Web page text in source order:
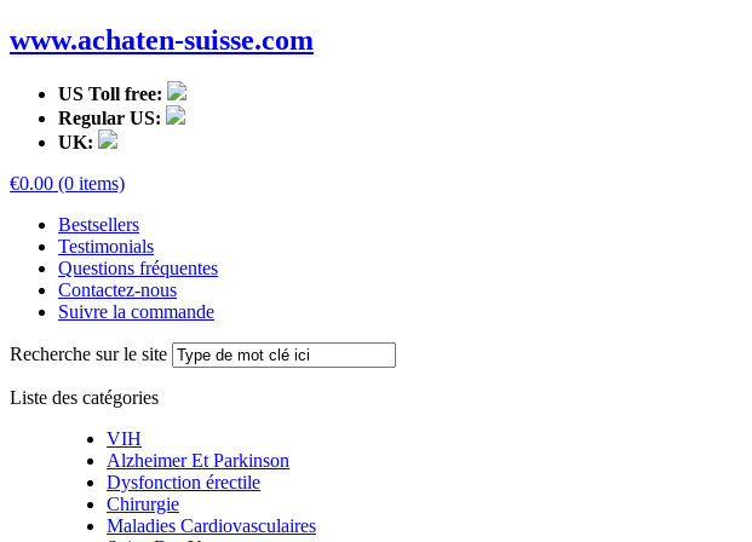
www.achaten-suisse.com
US Toll free:
Regular US:
UK:
€0.00 (0 items)
Bestsellers
Testimonials
Questions fréquentes
Contactez-nous
Suivre la commande
Recherche sur le site
Liste des catégories
VIH
Alzheimer Et Parkinson
Dysfonction érectile
Chirurgie
Maladies Cardiovasculaires